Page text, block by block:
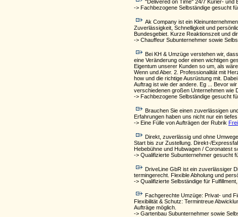
"Delivered on Time" 24/7 Kurier- und
-> Fachbezogene Selbständige gesucht
Ak Company ist ein
Zuverlässigkeit, Schnelligkeit und
Bundesgebiet. Kurze Reaktionszeit und
-> Chauffeur Subunternehmer sowie
Bei KH & Umzüge verstehen wir,
eine Veränderung oder einen wichtigen
Eigentum unserer Kunden so um, als
Wenn und Aber. 2. Professionalität mit
how und die richtige Ausrüstung mit.
Auftrag ist wie der andere. Eg ... Bevor
verschiedenen großen Unternehmen wie
-> Fachbezogene Selbständige gesucht
Brauchen Sie einen zuverlässigen
Erfahrungen haben uns nicht nur ein
-> Eine Fülle von Aufträgen der Rubrik
Direkt, zuverlässig und ohne
Start bis zur Zustellung. Direkt-/
Hebebühne und Hubwagen / Coronatest
-> Qualifizierte Subunternehmer gesucht
DriveLine GbR ist ein zuverlässiger
termingerecht. Flexible Abholung und
-> Qualifizierte Selbständige für
Fachgerechte Umzüge: Privat- und
Flexibilität & Schutz: Termintreue
Aufträge möglich.
-> Gartenbau Subunternehmer sowie